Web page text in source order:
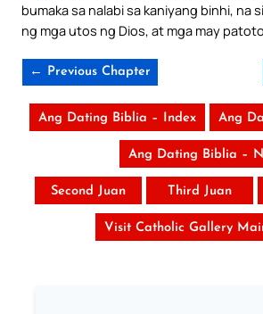
bumaka sa nalabi sa kaniyang binhi, na
ng mga utos ng Dios, at mga may
← Previous Chapter
Ang Dating Biblia – Index Ang
Ang Dating Biblia –
Second Juan Third Juan
Visit Catholic Gallery